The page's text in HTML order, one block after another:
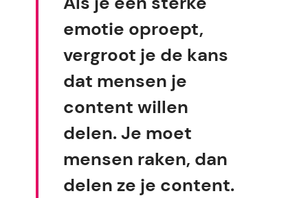
emotie oproept,
vergroot je de kans
dat mensen je
content willen
delen. Je moet
mensen raken, dan
delen ze je content.